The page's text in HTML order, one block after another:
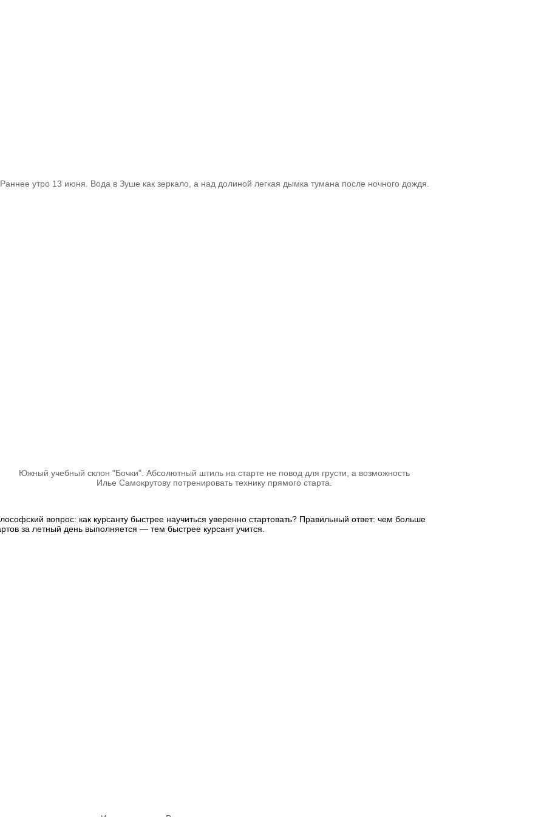
Раннее утро 13 июня. Вода в Зуше как зеркало, а над долиной легкая дымка тумана после ночного дождя.
Южный учебный склон "Бочки". Абсолютный штиль на старте не повод для грусти, а возможность
Илье Самокрутову потренировать технику прямого старта.
вопрос: как курсанту быстрее научиться уверенно стартовать? Правильный ответ: чем больше
за летный день выполняется — тем быстрее курсант учится.